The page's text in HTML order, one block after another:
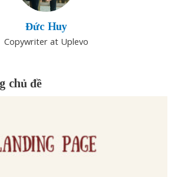
Đức Huy
Copywriter at Uplevo
chủ đề